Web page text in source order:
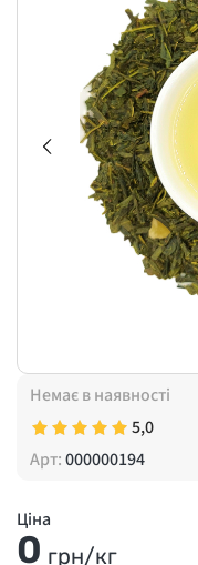
Немає в наявності
5,0
Арт:000000194
Ціна
0 грн/кг